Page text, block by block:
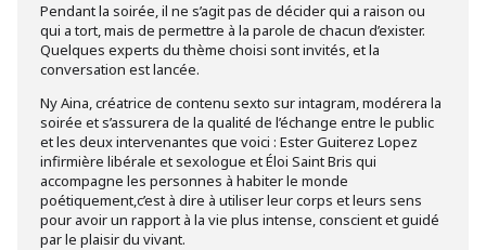
Pendant la soirée, il ne s’agit pas de décider qui a raison ou
qui a tort, mais de permettre à la parole de chacun d’exister.
Quelques experts du thème choisi sont invités, et la
conversation est lancée.
Ny Aina, créatrice de contenu sexto sur intagram, modérera la
soirée et s’assurera de la qualité de l’échange entre le public
et les deux intervenantes que voici : Ester Guiterez Lopez
infirmière libérale et sexologue et Éloi Saint Bris qui
accompagne les personnes à habiter le monde
poétiquement,c’est à dire à utiliser leur corps et leurs sens
pour avoir un rapport à la vie plus intense, conscient et guidé
par le plaisir du vivant.